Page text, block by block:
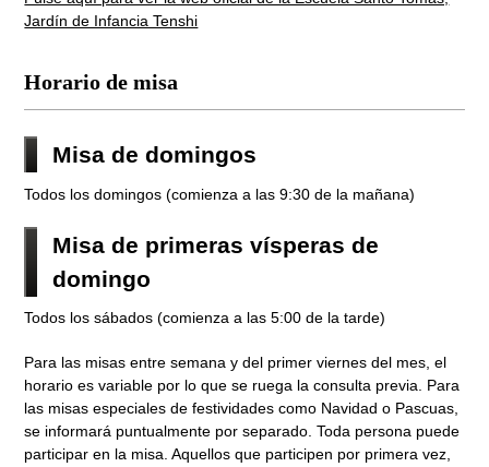
Jardín de Infancia Tenshi
Horario de misa
Misa de domingos
Todos los domingos (comienza a las 9:30 de la mañana)
Misa de primeras vísperas de
domingo
Todos los sábados (comienza a las 5:00 de la tarde)
Para las misas entre semana y del primer viernes del mes, el
horario es variable por lo que se ruega la consulta previa. Para
las misas especiales de festividades como Navidad o Pascuas,
se informará puntualmente por separado. Toda persona puede
participar en la misa. Aquellos que participen por primera vez,